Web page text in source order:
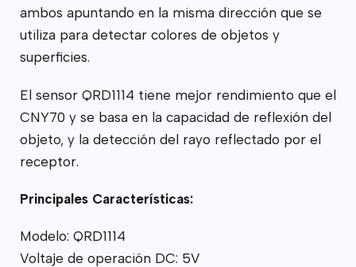
ambos apuntando en la misma dirección que se
utiliza para detectar colores de objetos y
superficies.
El sensor QRD1114 tiene mejor rendimiento que el
CNY70 y se basa en la capacidad de reflexión del
objeto, y la detección del rayo reflectado por el
receptor.
Principales Características:
Modelo: QRD1114
Voltaje de operación DC: 5V